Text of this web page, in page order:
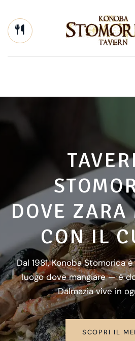
DOVE
CON IL
Dal 1981, Konoba Stomorica
luogo dove mangiare — è
Dalmazia vive in
SCOPRI IL